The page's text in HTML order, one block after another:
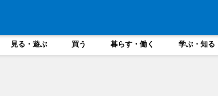
見る・遊ぶ 買う 暮らす・働く 学ぶ・知る